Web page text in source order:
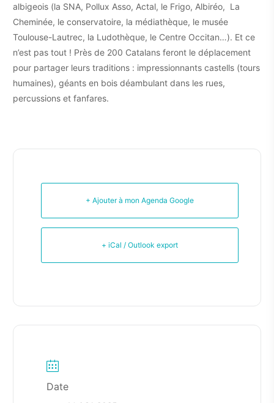
albigeois (la SNA, Pollux Asso, Actal, le Frigo, Albiréo, La
Cheminée, le conservatoire, la médiathèque, le musée
Toulouse-Lautrec, la Ludothèque, le Centre Occitan…). Et ce
n’est pas tout ! Près de 200 Catalans feront le déplacement
pour partager leurs traditions : impressionnants castells (tours
humaines), géants en bois déambulant dans les rues,
percussions et fanfares.
+ Ajouter à mon Agenda Google
+ iCal / Outlook export
Date